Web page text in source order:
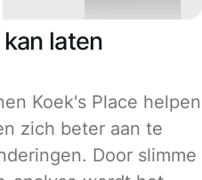
laten
Koek's Place helpen
zich beter aan te
Door slimme